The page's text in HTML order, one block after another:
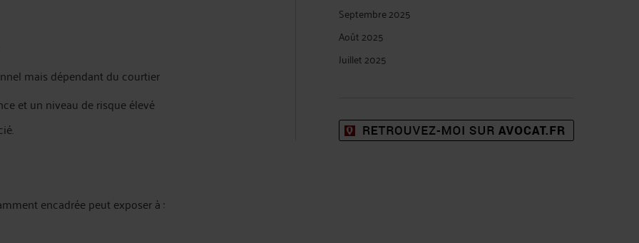
mais dépendant du courtier
et un niveau de risque élevé
encadrée peut exposer à :
Septembre 2025
Août 2025
Juillet 2025